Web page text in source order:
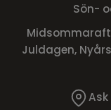
Sön-
Juldagen,
Ask